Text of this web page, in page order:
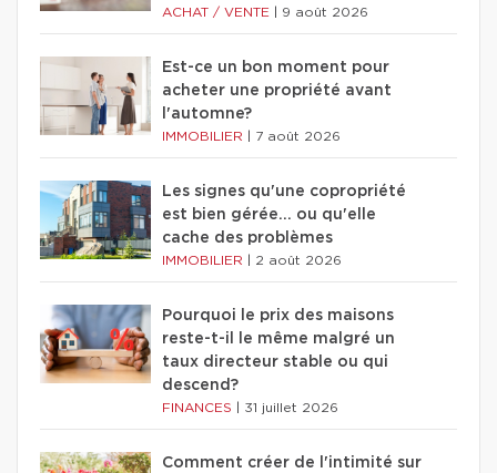
ACHAT / VENTE 9 août 2026
Est-ce un bon moment pour
acheter une propriété avant
l'automne?
IMMOBILIER 7 août 2026
Les signes qu'une copropriété
est bien gérée… ou qu'elle
cache des problèmes
IMMOBILIER 2 août 2026
Pourquoi le prix des maisons
reste-t-il le même malgré un
taux directeur stable ou qui
descend?
FINANCES 31 juillet 2026
Comment créer de l'intimité sur